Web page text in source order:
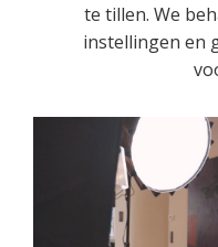
te tillen. We
instellingen en